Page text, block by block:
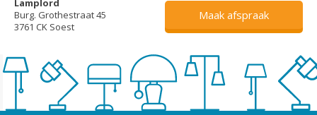
Lamplord
Burg. Grothestraat 45
3761 CK Soest
Maak afspraak